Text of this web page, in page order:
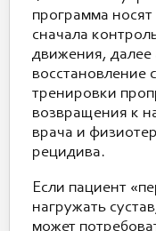
программа
сначала
движения, далее
восстановление
тренировки
возвращения к
врача и
рецидива.
Если пациент
нагружать
может